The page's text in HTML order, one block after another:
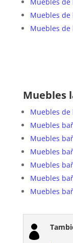
Muebles de
Muebles de
Muebles
Muebles
Muebles
Muebles
Muebles
Muebles
Muebles
Muebles
